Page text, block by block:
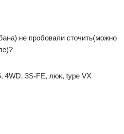
не пробовали сточить(можно
4WD, 3S-FE, люк, type VX